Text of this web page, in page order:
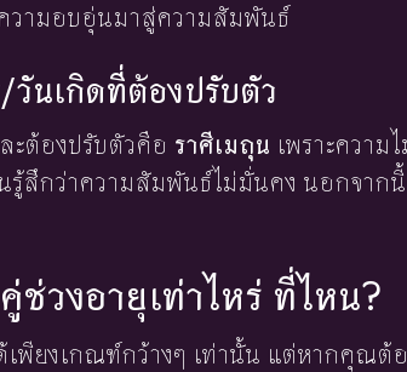
วามอบอุ่นมาสู่ความสัมพันธ์
นเกิดที่ต้องปรับตัว
ะต้องปรับตัวคือ ราศีเมถุน เพราะควา
นรู้สึกว่าความสัมพันธ์ไม่มั่นคง นอกจากนี้
ช่วงอายุเท่าไหร่ ที่ไหน?
พียงเกณฑ์กว้างๆ เท่านั้น แต่หากคุณต้อง